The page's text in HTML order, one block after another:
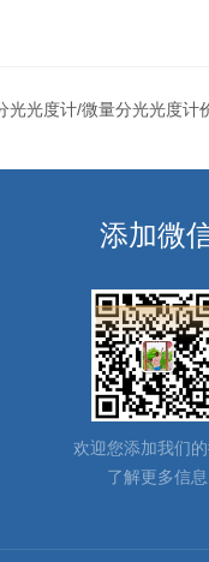
/微量分光光度计价格/北京供应
添加微
欢迎您添加我们
了解更多信息